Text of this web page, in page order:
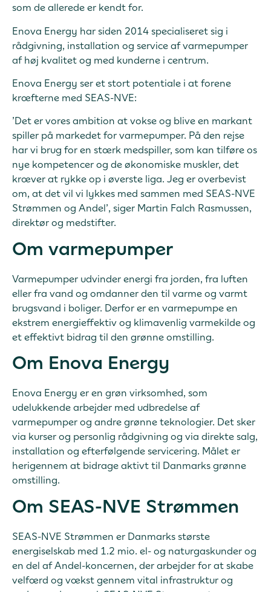
som de allerede er kendt for.
Enova Energy har siden 2014 specialiseret sig i
rådgivning, installation og service af varmepumper
af høj kvalitet og med kunderne i centrum.
Enova Energy ser et stort potentiale i at forene
kræfterne med SEAS-NVE:
’Det er vores ambition at vokse og blive en markant
spiller på markedet for varmepumper. På den rejse
har vi brug for en stærk medspiller, som kan tilføre os
nye kompetencer og de økonomiske muskler, det
kræver at rykke op i øverste liga. Jeg er overbevist
om, at det vil vi lykkes med sammen med SEAS-NVE
Strømmen og Andel’, siger Martin Falch Rasmussen,
direktør og medstifter.
Om varmepumper
Varmepumper udvinder energi fra jorden, fra luften
eller fra vand og omdanner den til varme og varmt
brugsvand i boliger. Derfor er en varmepumpe en
ekstrem energieffektiv og klimavenlig varmekilde og
et effektivt bidrag til den grønne omstilling.
Om Enova Energy
Enova Energy er en grøn virksomhed, som
udelukkende arbejder med udbredelse af
varmepumper og andre grønne teknologier. Det sker
via kurser og personlig rådgivning og via direkte salg,
installation og efterfølgende servicering. Målet er
herigennem at bidrage aktivt til Danmarks grønne
omstilling.
Om SEAS-NVE Strømmen
SEAS-NVE Strømmen er Danmarks største
energiselskab med 1.2 mio. el- og naturgaskunder og
en del af Andel-koncernen, der arbejder for at skabe
velfærd og vækst gennem vital infrastruktur og